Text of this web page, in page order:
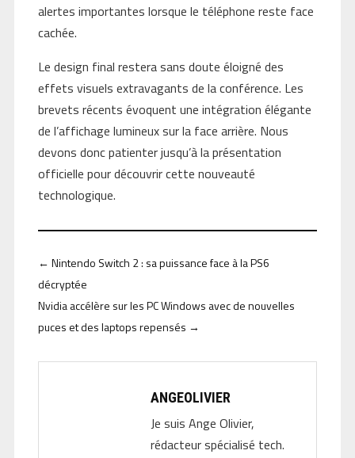
alertes importantes lorsque le téléphone reste face
cachée.
Le design final restera sans doute éloigné des
effets visuels extravagants de la conférence. Les
brevets récents évoquent une intégration élégante
de l’affichage lumineux sur la face arrière. Nous
devons donc patienter jusqu’à la présentation
officielle pour découvrir cette nouveauté
technologique.
← Nintendo Switch 2 : sa puissance face à la PS6
décryptée
Nvidia accélère sur les PC Windows avec de nouvelles
puces et des laptops repensés →
ANGEOLIVIER
Je suis Ange Olivier,
rédacteur spécialisé tech.